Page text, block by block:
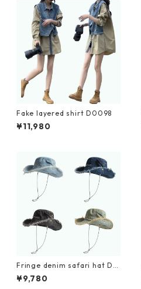
Fake layered shirt D0098
¥11,980
Fringe denim safari hat D0
215
¥9,780